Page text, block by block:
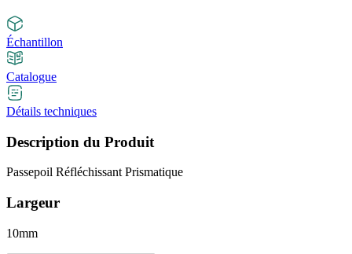
Échantillon
Catalogue
Détails techniques
Description du Produit
Passepoil Réfléchissant Prismatique
Largeur
10mm